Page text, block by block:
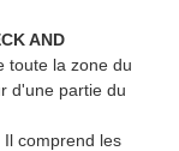
AND
toute la zone du
d'une partie du
Il comprend les